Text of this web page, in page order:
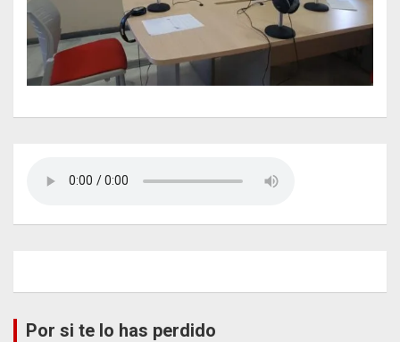
Por si te lo has perdido